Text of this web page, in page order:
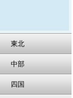
東北
中部
四国